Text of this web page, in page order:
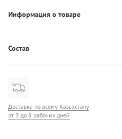
Информация о товаре
Состав
Доставка по всему Казахстану
от 3 до 8 рабочих дней